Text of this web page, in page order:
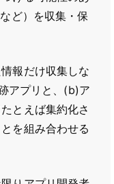
ど）を収集・保
報だけ収集しな
アプリと、(b)ア
とえば集約化さ
を組み合わせる